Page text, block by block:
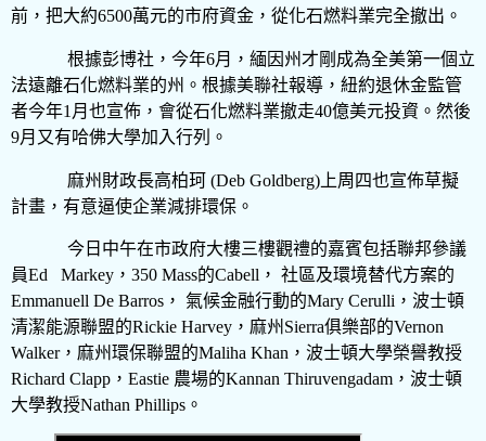
前，把大約6500萬元的市府資金，從化石燃料業完全撤出。
根據彭博社，今年6月，緬因州才剛成為全美第一個立
法遠離石化燃料業的州。根據美聯社報導，紐約退休金監管
者今年1 月也宣佈，會從石化燃料業撤走40億美元投資。然後
9月又有哈佛大學加入行列。
麻州財政長高柏珂 (Deb Goldberg) 上周四也宣佈草擬
計畫，有意逼使企業減排環保。
今日中午在市政府大樓三樓觀禮的嘉賓包括聯邦參議
員Ed Markey， 350 Mass的Cabell ， 社區及環境替代方案的
Emmanuell De Barros ， 氣候金融行動的Mary Cerulli ，波士頓
清潔能源聯盟的Rickie Harvey ，麻州 Sierra俱樂部的Vernon
Walker，麻州環保聯盟的Maliha Khan ，波士頓大學榮譽教授
Richard Clapp ， Eastie 農場的Kannan Thiruvengadam ，波士頓
大學教授Nathan Phillips 。